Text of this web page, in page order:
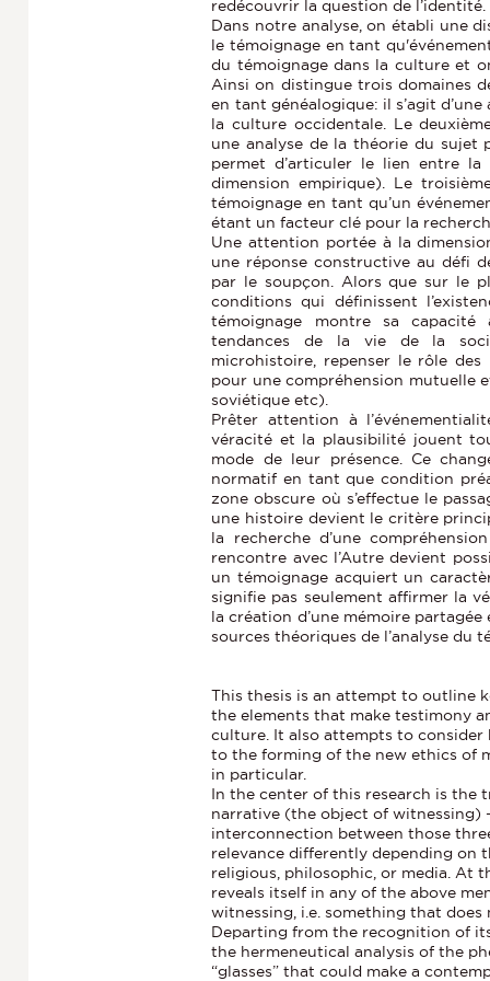
redécouvrir la question de l’identité.
Dans notre analyse, on établi une
le témoignage en tant
du témoignage dans la culture et
Ainsi on distingue trois domaines
en tant généalogique: il s’agit
la culture occidentale. Le
une analyse de la théorie du sujet
permet d’articuler le lien entre la
dimension empirique). Le
témoignage en tant qu’un
étant un facteur clé pour la
Une attention portée à la
une réponse constructive au défi
par le soupçon. Alors que sur le
conditions qui définissent
témoignage montre sa
tendances de la vie de la
microhistoire, repenser le rôle des
pour une compréhension mutuelle
soviétique etc).
Prêter attention à
véracité et la plausibilité jouent
mode de leur présence. Ce
normatif en tant que condition
zone obscure où s’effectue le
une histoire devient le critère
la recherche d’une
rencontre avec l’Autre devient
un témoignage acquiert un
signifie pas seulement affirmer la
la création d’une mémoire partagée
sources théoriques de l’analyse du
This thesis is an attempt to outline
the elements that make testimony
culture. It also attempts to
to the forming of the new ethics of
in particular.
In the center of this research is the
narrative (the object of witnessing)
interconnection between those
relevance differently depending on
religious, philosophic, or media. At
reveals itself in any of the above
witnessing, i.e. something that
Departing from the recognition of
the hermeneutical analysis of the
“glasses” that could make a